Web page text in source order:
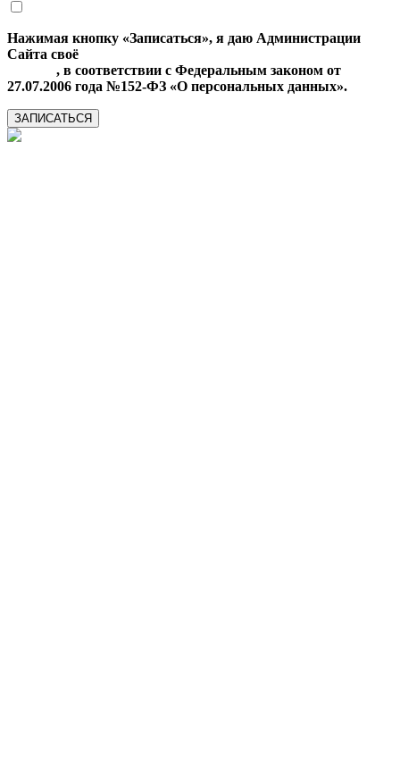
Нажимая кнопку «Записаться», я даю Администрации
Сайта своё
, в соответствии с Федеральным законом от
27.07.2006 года №152-ФЗ «О персональных данных».
ЗАПИСАТЬСЯ